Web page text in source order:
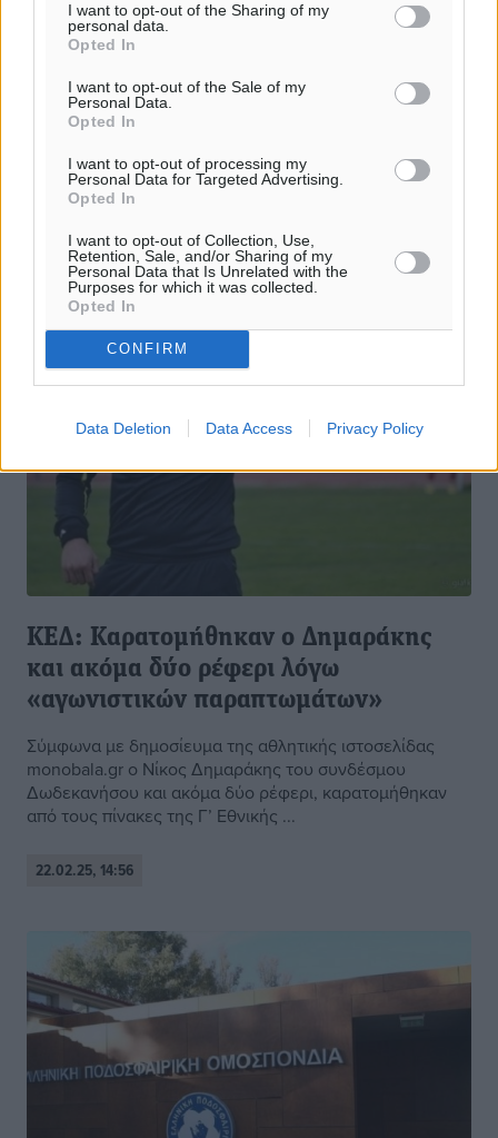
I want to opt-out of the Sharing of my
personal data.
Opted In
I want to opt-out of the Sale of my
Personal Data.
Opted In
I want to opt-out of processing my
Personal Data for Targeted Advertising.
Opted In
I want to opt-out of Collection, Use,
Retention, Sale, and/or Sharing of my
Personal Data that Is Unrelated with the
Purposes for which it was collected.
Opted In
CONFIRM
Data Deletion Data Access Privacy Policy
και της Ελλάδας
• Ο πρόεδρος του συλλόγου Νίκος Μαγιάφης μίλησε στο
emakedonia.gr για τις δυσκολίες που αντιμετωπίζουν
στο ακριτικό νησί, αλλά και για τη θέα που κόβει την
22.02.25, 14:58
ΚΕΔ: Καρατομήθηκαν ο Δημαράκης
και ακόμα δύο ρέφερι λόγω
«αγωνιστικών παραπτωμάτων»
Σύμφωνα με δημοσίευμα της αθλητικής ιστοσελίδας
monobala.gr ο Νίκος Δημαράκης του συνδέσμου
Δωδεκανήσου και ακόμα δύο ρέφερι, καρατομήθηκαν
από τους πίνακες της Γ’ Εθνικής ...
22.02.25, 14:56